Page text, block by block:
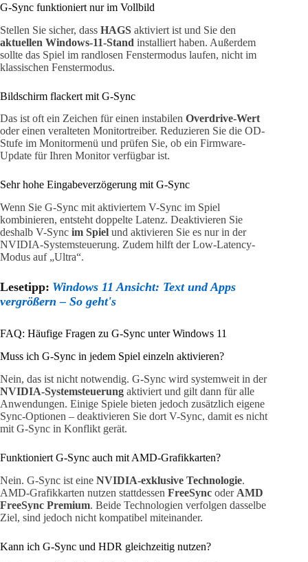
G-Sync funktioniert nur im Vollbild
Stellen Sie sicher, dass HAGS aktiviert ist und Sie den
aktuellen Windows-11-Stand installiert haben. Außerdem
sollte das Spiel im randlosen Fenstermodus laufen, nicht im
klassischen Fenstermodus.
Bildschirm flackert mit G-Sync
Das ist oft ein Zeichen für einen instabilen Overdrive-Wert
oder einen veralteten Monitortreiber. Reduzieren Sie die OD-
Stufe im Monitormenü und prüfen Sie, ob ein Firmware-
Update für Ihren Monitor verfügbar ist.
Sehr hohe Eingabeverzögerung mit G-Sync
Wenn Sie G-Sync mit aktiviertem V-Sync im Spiel
kombinieren, entsteht doppelte Latenz. Deaktivieren Sie
deshalb V-Sync im Spiel und aktivieren Sie es nur in der
NVIDIA-Systemsteuerung. Zudem hilft der Low-Latency-
Modus auf „Ultra“.
Lesetipp: Windows 11 Ansicht: Text und Apps
vergrößern – So geht's
FAQ: Häufige Fragen zu G-Sync unter Windows 11
Muss ich G-Sync in jedem Spiel einzeln aktivieren?
Nein, das ist nicht notwendig. G-Sync wird systemweit in der
NVIDIA-Systemsteuerung aktiviert und gilt dann für alle
Anwendungen. Einige Spiele bieten jedoch zusätzlich eigene
Sync-Optionen – deaktivieren Sie dort V-Sync, damit es nicht
mit G-Sync in Konflikt gerät.
Funktioniert G-Sync auch mit AMD-Grafikkarten?
Nein. G-Sync ist eine NVIDIA-exklusive Technologie.
AMD-Grafikkarten nutzen stattdessen FreeSync oder AMD
FreeSync Premium. Beide Technologien verfolgen dasselbe
Ziel, sind jedoch nicht kompatibel miteinander.
Kann ich G-Sync und HDR gleichzeitig nutzen?